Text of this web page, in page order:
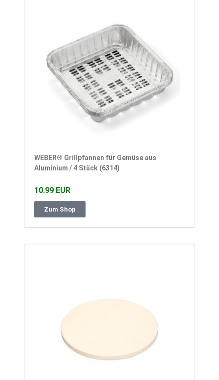
WEBER® Grillpfannen für Gemüse aus
Aluminium / 4 Stück (6314)
10.99 EUR
Zum Shop